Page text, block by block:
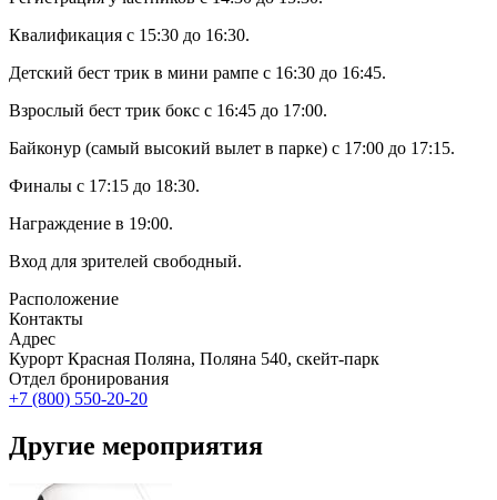
Квалификация с 15:30 до 16:30.
Детский бест трик в мини рампе с 16:30 до 16:45.
Взрослый бест трик бокс с 16:45 до 17:00.
Байконур (самый высокий вылет в парке) с 17:00 до 17:15.
Финалы с 17:15 до 18:30.
Награждение в 19:00.
Вход для зрителей свободный.
Расположение
Контакты
Адрес
Курорт Красная Поляна, Поляна 540, скейт-парк
Отдел бронирования
+7 (800) 550-20-20
Другие мероприятия